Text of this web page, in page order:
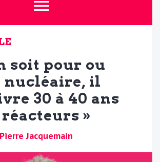
soit pour ou
nucléaire, il
30 à 40 ans
»
Pierre Jacquemain